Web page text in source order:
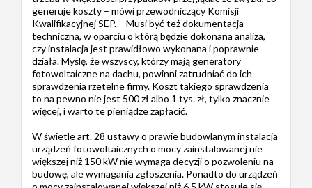
generuje koszty – mówi przewodniczący Komisji
Kwalifikacyjnej SEP. – Musi być też dokumentacja
techniczna, w oparciu o którą będzie dokonana analiza,
czy instalacja jest prawidłowo wykonana i poprawnie
działa. Myślę, że wszyscy, którzy mają generatory
fotowoltaiczne na dachu, powinni zatrudniać do ich
sprawdzenia rzetelne firmy. Koszt takiego sprawdzenia
to na pewno nie jest 500 zł albo 1 tys. zł, tylko znacznie
więcej, i warto te pieniądze zapłacić.
W świetle art. 28 ustawy o prawie budowlanym instalacja
urządzeń fotowoltaicznych o mocy zainstalowanej nie
większej niż 150 kW nie wymaga decyzji o pozwoleniu na
budowę, ale wymagania zgłoszenia. Ponadto do urządzeń